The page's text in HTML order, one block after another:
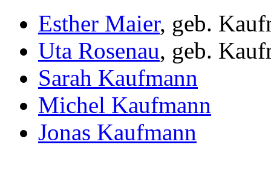
Esther Maier, geb.
Uta Rosenau, geb.
Sarah Kaufmann
Michel Kaufmann
Jonas Kaufmann